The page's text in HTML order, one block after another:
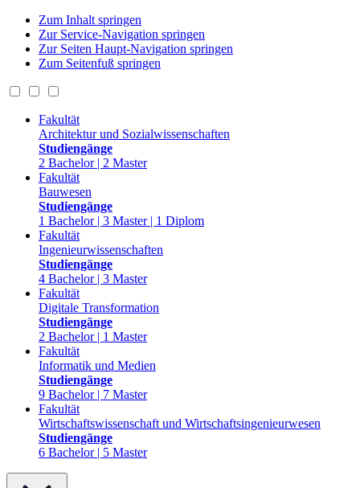
Zum Inhalt springen
Zur Service-Navigation springen
Zur Seiten Haupt-Navigation springen
Zum Seitenfuß springen
Fakultät
Architektur und Sozialwissenschaften
Studiengänge
2 Bachelor | 2 Master
Fakultät
Bauwesen
Studiengänge
1 Bachelor | 3 Master | 1 Diplom
Fakultät
Ingenieurwissenschaften
Studiengänge
4 Bachelor | 3 Master
Fakultät
Digitale Transformation
Studiengänge
2 Bachelor | 1 Master
Fakultät
Informatik und Medien
Studiengänge
9 Bachelor | 7 Master
Fakultät
Wirtschaftswissenschaft und Wirtschaftsingenieurwesen
Studiengänge
6 Bachelor | 5 Master